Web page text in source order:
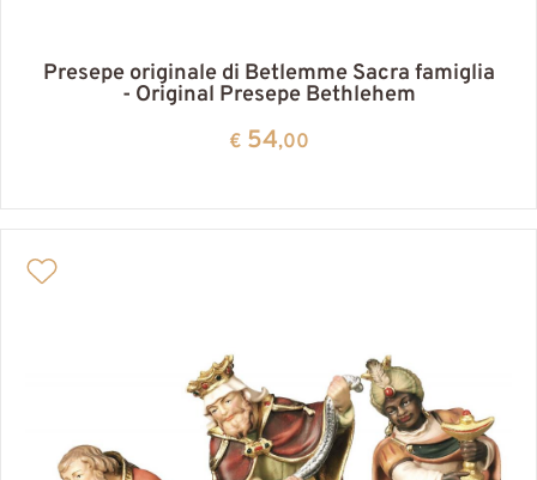
Presepe originale di Betlemme Sacra famiglia
- Original Presepe Bethlehem
€54,00